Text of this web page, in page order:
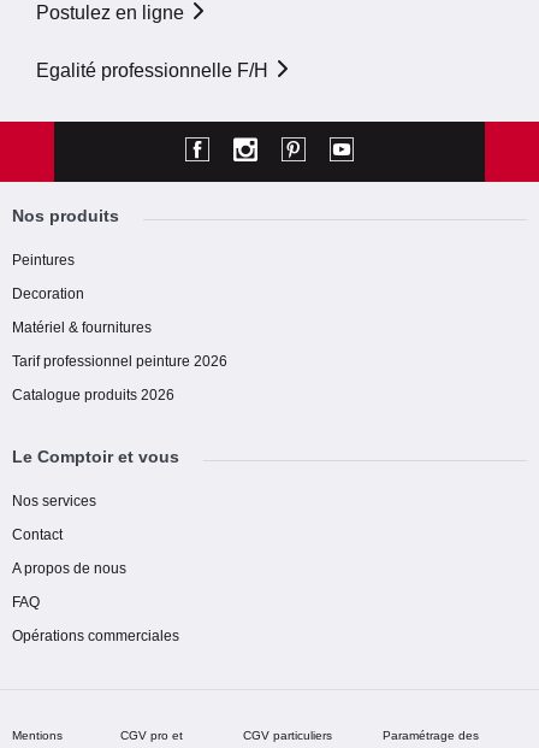
Postulez en ligne
Egalité professionnelle F/H
Nos produits
Peintures
Decoration
Matériel & fournitures
Tarif professionnel peinture 2026
Catalogue produits 2026
Le Comptoir et vous
Nos services
Contact
A propos de nous
FAQ
Opérations commerciales
Mentions
CGV pro et
CGV particuliers
Paramétrage des